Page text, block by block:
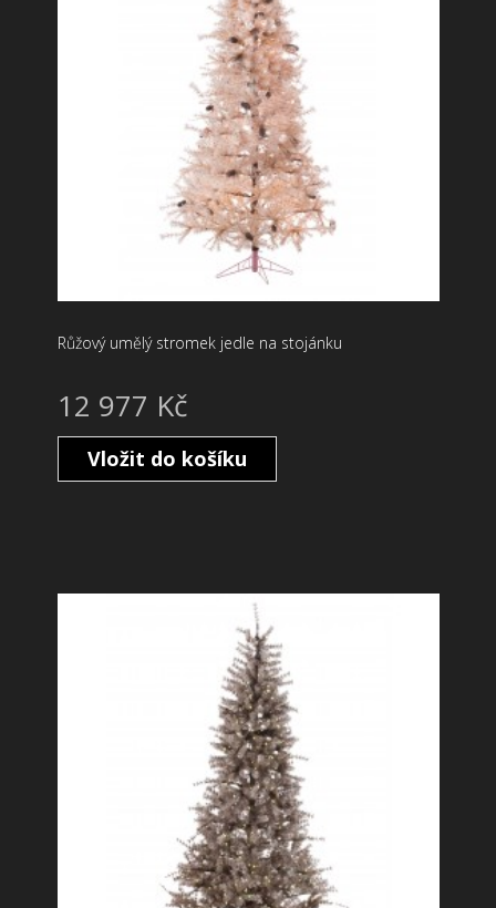
Růžový umělý stromek jedle na stojánku
12 977 Kč
Vložit do košíku